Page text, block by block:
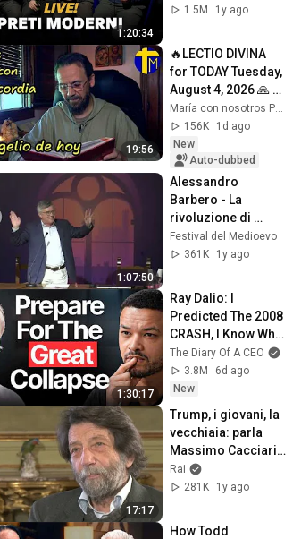
1:20:34
nomi da Papa
1.5M
1y ago
19:56
🔥LECTIO DIVINA
for TODAY Tuesday,
August 4, 2026 🙏
TODAY'S GOSPEL
Tuesday 8/4/2026
(Mt 15:1-2, 10...
María con nosotros Predicaciones
156K
1d ago
New
Auto-dubbed
1:07:50
Alessandro
Barbero - La
rivoluzione di
Francesco d'Assisi
Festival del Medioevo
361K
1y ago
1:30:17
Ray Dalio: I
Predicted The 2008
CRASH, I Know What
Comes Next!
The Diary Of A CEO
3.8M
6d ago
New
17:17
Trump, i giovani, la
vecchiaia: parla
Massimo Cacciari -
Timeline
20/04/2025
Rai
281K
1y ago
How Todd